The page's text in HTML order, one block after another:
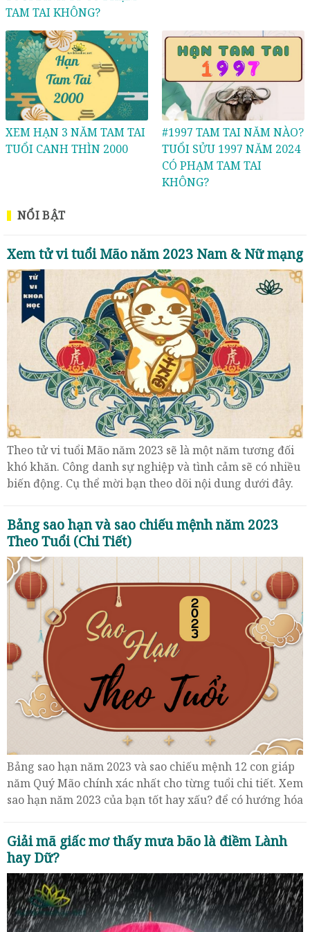
TAM TAI KHÔNG?
XEM HẠN 3 NĂM TAM TAI
TUỔI CANH THÌN 2000
#1997 TAM TAI NĂM NÀO?
TUỔI SỬU 1997 NĂM 2024
CÓ PHẠM TAM TAI
KHÔNG?
NỔI BẬT
Xem tử vi tuổi Mão năm 2023 Nam & Nữ mạng
Theo tử vi tuổi Mão năm 2023 sẽ là một năm tương đối
khó khăn. Công danh sự nghiệp và tình cảm sẽ có nhiều
biến động. Cụ thể mời bạn theo dõi nội dung dưới đây.
Bảng sao hạn và sao chiếu mệnh năm 2023
Theo Tuổi (Chi Tiết)
Bảng sao hạn năm 2023 và sao chiếu mệnh 12 con giáp
năm Quý Mão chính xác nhất cho từng tuổi chi tiết. Xem
sao hạn năm 2023 của bạn tốt hay xấu? để có hướng hóa
Giải mã giấc mơ thấy mưa bão là điềm Lành
hay Dữ?